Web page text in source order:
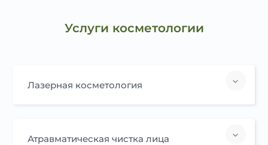
Услуги косметологии
Лазерная косметология
Атравматическая чистка лица